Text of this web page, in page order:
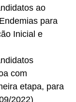
ao
para
Inicial e
com
etapa, para
2022)